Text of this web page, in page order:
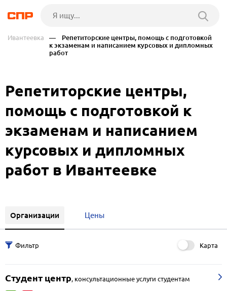
Ивантеевка
— Репетиторские центры, помощь с подготовкой
к экзаменам и написанием курсовых и дипломных
работ
Репетиторские центры,
помощь с подготовкой к
экзаменам и написанием
курсовых и дипломных
работ в Ивантеевке
Организации Цены
Карта
Студент центр, консультационные услуги студентам